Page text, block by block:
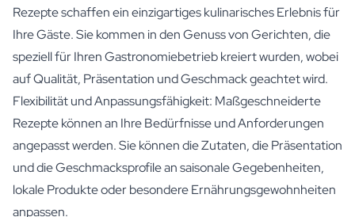
Rezepte schaffen ein einzigartiges kulinarisches Erlebnis für
Ihre Gäste. Sie kommen in den Genuss von Gerichten, die
speziell für Ihren Gastronomiebetrieb kreiert wurden, wobei
auf Qualität, Präsentation und Geschmack geachtet wird.
Flexibilität und Anpassungsfähigkeit: Maßgeschneiderte
Rezepte können an Ihre Bedürfnisse und Anforderungen
angepasst werden. Sie können die Zutaten, die Präsentation
und die Geschmacksprofile an saisonale Gegebenheiten,
lokale Produkte oder besondere Ernährungsgewohnheiten
anpassen.